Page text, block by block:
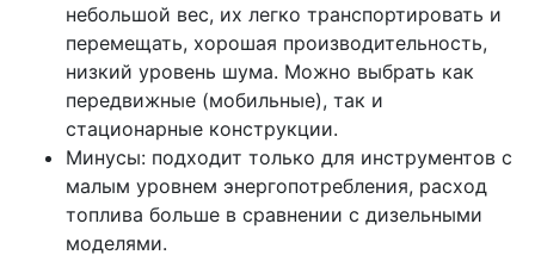
небольшой вес, их легко транспортировать и
перемещать, хорошая производительность,
низкий уровень шума. Можно выбрать как
передвижные (мобильные), так и
стационарные конструкции.
Минусы: подходит только для инструментов с
малым уровнем энергопотребления, расход
топлива больше в сравнении с дизельными
моделями.